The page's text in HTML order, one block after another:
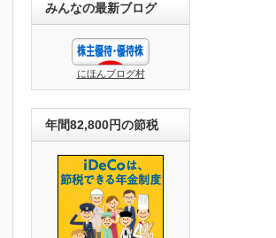
みんなの最新ブログ
にほんブログ村
年間82,800円の節税